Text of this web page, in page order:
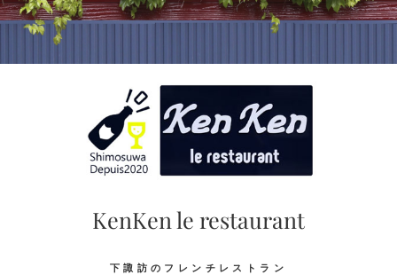
Skip
KenKen le restaurant
下諏訪のフレンチレストラン